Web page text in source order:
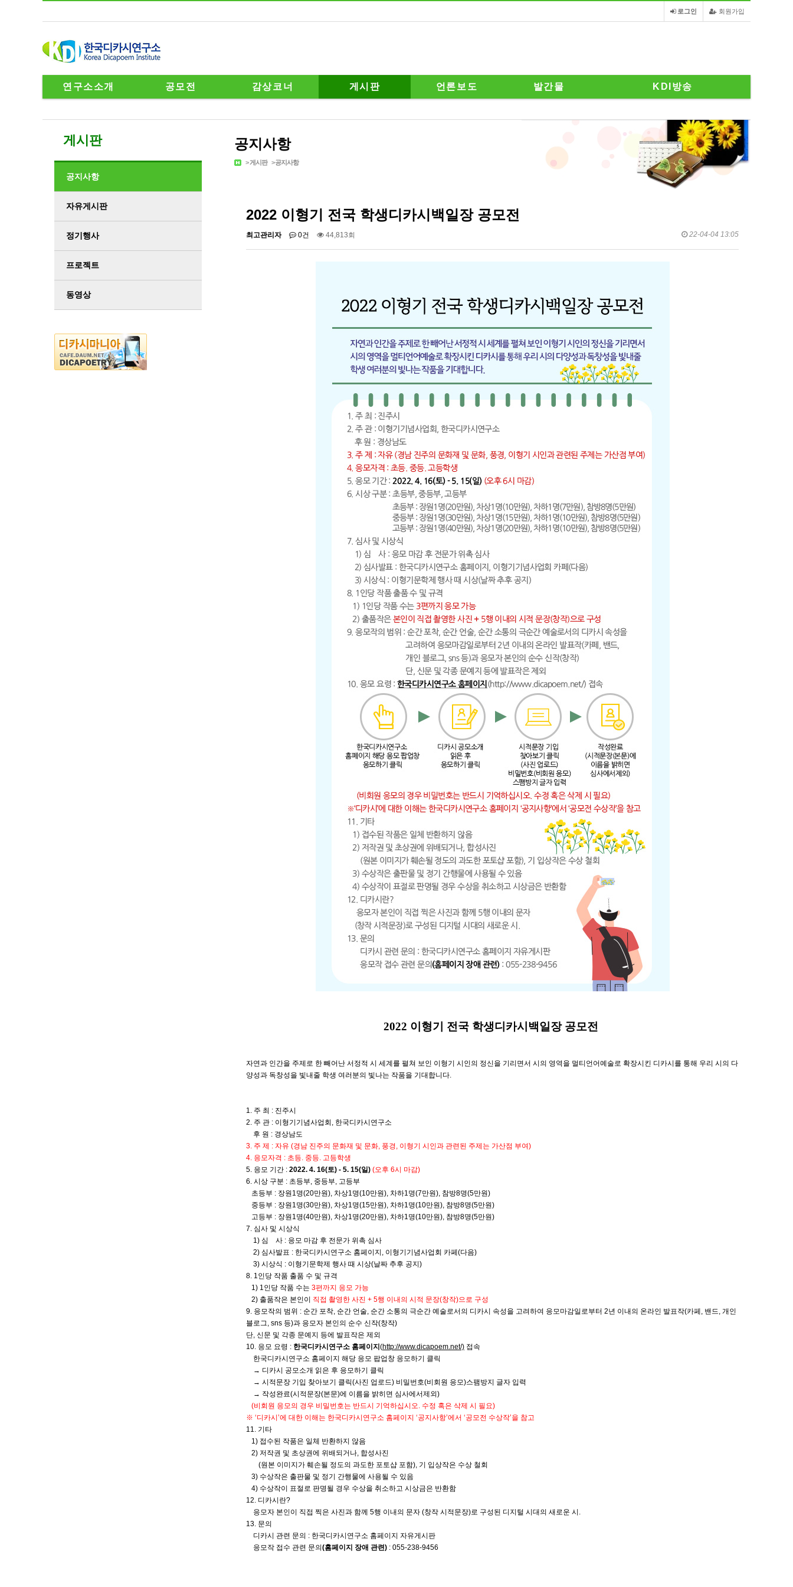
회원가입
로그인
연구소소개 공모전 감상코너 게시판 언론보도 발간물 KDI방송
공지사항
>게시판 >공지사항
2022 이형기 전국 학생디카시백일장 공모전
최고관리자 0건 44,813회 22-04-04 13:05
2022 이형기 전국 학생디카시백일장 공모전
자연과 인간을 주제로 한 빼어난 서정적 시 세계를 펼쳐 보인 이형기 시인의 정신을 기리면서 시의 영역을 멀티언어예술로 확장시킨 디카시를 통해 우리 시의 다
양성과 독창성을 빛내줄 학생 여러분의 빛나는 작품을 기대합니다.
1. 주 최 : 진주시
2. 주 관 : 이형기기념사업회, 한국디카시연구소
후 원 : 경상남도
3. 주 제 : 자유 (경남 진주의 문화재 및 문화, 풍경, 이형기 시인과 관련된 주제는 가산점 부여)
4. 응모자격 : 초등. 중등. 고등학생
5. 응모 기간 : 2022. 4. 16(토) - 5. 15(일) (오후 6시 마감)
6. 시상 구분 : 초등부, 중등부, 고등부
초등부 : 장원1명(20만원), 차상1명(10만원), 차하1명(7만원), 참방8명(5만원)
중등부 : 장원1명(30만원), 차상1명(15만원), 차하1명(10만원), 참방8명(5만원)
고등부 : 장원1명(40만원), 차상1명(20만원), 차하1명(10만원), 참방8명(5만원)
7. 심사 및 시상식
1) 심 사 : 응모 마감 후 전문가 위촉 심사
2) 심사발표 : 한국디카시연구소 홈페이지, 이형기기념사업회 카페(다음)
3) 시상식 : 이형기문학제 행사 때 시상(날짜 추후 공지)
8. 1인당 작품 출품 수 및 규격
1) 1인당 작품 수는 3편까지 응모 가능
2) 출품작은 본인이
직접 촬영한 사진 + 5행 이내의 시적 문장(창작)으로 구성
9. 응모작의 범위 : 순간 포착, 순간 언술, 순간 소통의 극순간 예술로서의 디카시 속성을 고려하여 응모마감일로부터 2년 이내의 온라인 발표작(카페, 밴드, 개인
블로그, sns 등)과 응모자 본인의 순수 신작(창작)
단, 신문 및 각종 문예지 등에 발표작은 제외
10. 응모 요령 : 한국디카시연구소 홈페이지 (http://www.dicapoem.net/) 접속
​한국디카시연구소 홈페이지 해당 응모 팝업창 응모하기 클릭
​→ 디카시 공모소개 읽은 후 응모하기 클릭
​→ 시적문장 기입 찾아보기 클릭(사진 업로드) 비밀번호(비회원 응모)스팸방지 글자 입력
​→ 작성완료(시적문장(본문)에 이름을 밝히면 심사에서제외)
(비회원 응모의 경우 비밀번호는 반드시 기억하십시오. 수정 혹은 삭제 시 필요)
※ ‘디카시’에 대한 이해는 한국디카시연구소 홈페이지 ‘공지사항’에서 ‘공모전 수상작’을 참고
11. 기타
1) 접수된 작품은 일체 반환하지 않음
2) 저작권 및 초상권에 위배되거나, 합성사진
(원본 이미지가 훼손될 정도의 과도한 포토샵 포함), 기 입상작은 수상 철회
3) 수상작은 출판물 및 정기 간행물에 사용될 수 있음
4) 수상작이 표절로 판명될 경우 수상을 취소하고 시상금은 반환함
12. 디카시란?
응모자 본인이 직접 찍은 사진과 함께 5행 이내의 문자 (창작 시적문장)로 구성된 디지털 시대의 새로운 시.
13. 문의
디카시 관련 문의 : 한국디카시연구소 홈페이지 자유게시판
응모작 접수 관련 문의 (홈페이지 장애 관련) : 055-238-9456
게시판
공지사항
자유게시판
정기행사
프로젝트
동영상